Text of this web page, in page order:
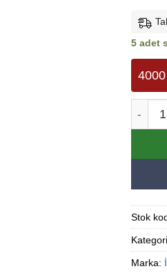
5 adet
Stok
Marka: